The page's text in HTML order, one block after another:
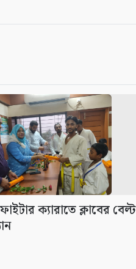
ক্যারাতে ক্লাবের বেল্ট